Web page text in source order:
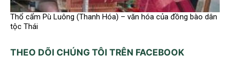
Thổ cẩm Pù Luông (Thanh Hóa) – văn hóa của đồng bào dân
tộc Thái
THEO DÕI CHÚNG TÔI TRÊN FACEBOOK